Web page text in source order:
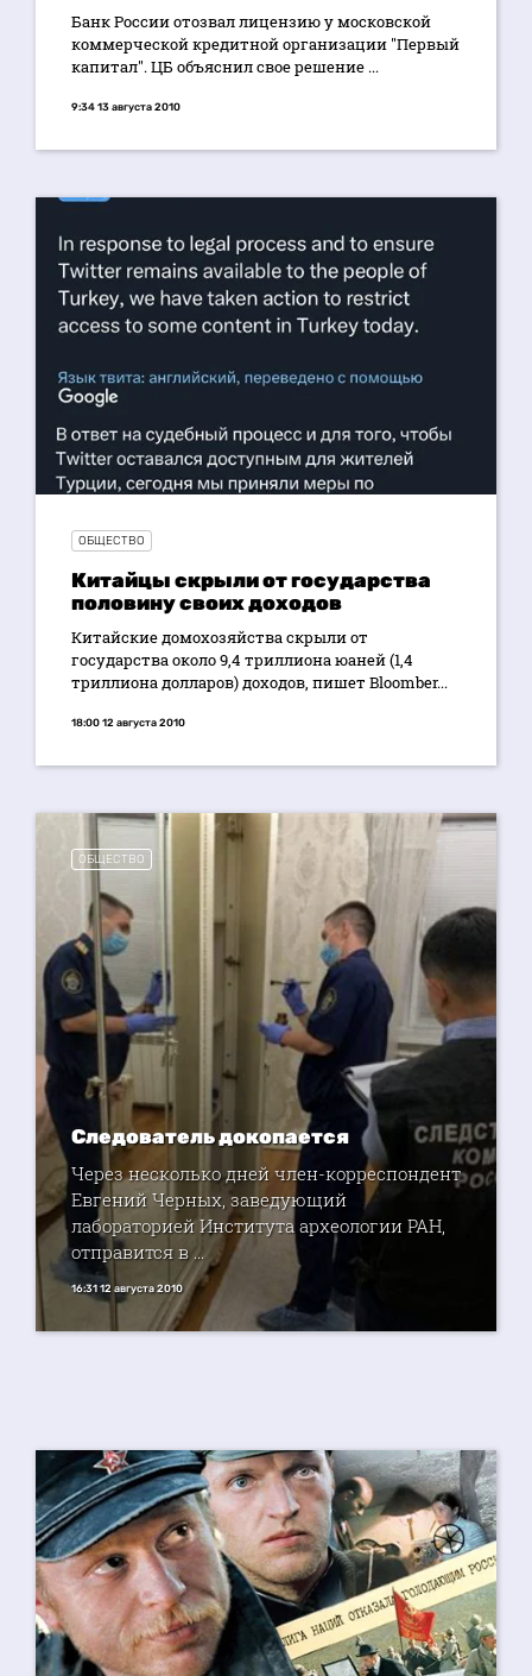
Банк России отозвал лицензию у московской
коммерческой кредитной организации "Первый
капитал". ЦБ объяснил свое решение ...
9:34 13 августа 2010
ОБЩЕСТВО
Китайцы скрыли от государства
половину своих доходов
Китайские домохозяйства скрыли от
государства около 9,4 триллиона юаней (1,4
триллиона долларов) доходов, пишет Bloomber...
18:00 12 августа 2010
ОБЩЕСТВО
Следователь докопается
Через несколько дней член-корреспондент
Евгений ­Черных, заведующий
лабораторией Института археологии РАН,
отправится в ...
16:31 12 августа 2010